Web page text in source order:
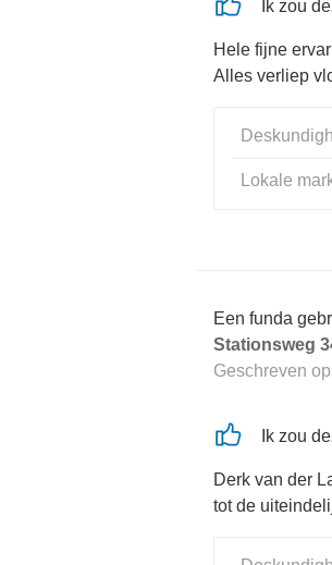
Ik zou
Hele fijne
Alles verliep
Lokale
Een funda
Stationsweg
Geschreven op
Ik zou
Derk van der
tot de